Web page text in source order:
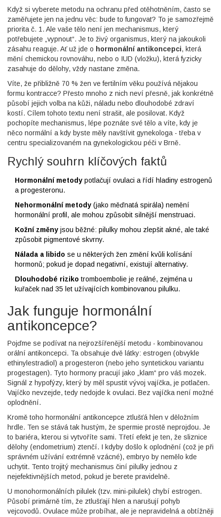
Když si vyberete metodu na ochranu před otěhotněním, často se
zaměřujete jen na jednu věc: bude to fungovat? To je samozřejmě
priorita č. 1. Ale vaše tělo není jen mechanismus, který
potřebujete „vypnout“. Je to živý organismus, který na jakoukoli
zásahu reaguje. Ať už jde o hormonální antikoncepci, která
mění chemickou rovnováhu, nebo o IUD (vložku), která fyzicky
zasahuje do dělohy, vždy nastane změna.
Víte, že přibližně 70 % žen ve fertilním věku používá nějakou
formu kontracce? Přesto mnoho z nich neví přesně, jak konkrétně
působí jejich volba na kůži, náladu nebo dlouhodobé zdraví
kostí. Cílem tohoto textu není strašit, ale posilovat. Když
pochopíte mechanismus, lépe poznáte své tělo a víte, kdy je
něco normální a kdy byste měly navštívit gynekologa - třeba v
centru specializovaném na gynekologickou péči v Brně.
Rychlý souhrn klíčových faktů
Hormonální metody potlačují ovulaci a řídí hladiny estrogenů
a progesteronu.
Nehormonální metody (jako měďnatá spirála) nemění
hormonální profil, ale mohou způsobit silnější menstruaci.
Kožní změny jsou běžné: pilulky mohou zlepšit akné, ale také
způsobit pigmentové skvrny.
Nálada a libido se u některých žen změní kvůli kolísání
hormonů; pokud je dopad negativní, existují alternativy.
Dlouhodobé riziko tromboembolie je reálné, zejména u
kuřaček nad 35 let užívajících kombinovanou pilulku.
Jak funguje hormonální
antikoncepce?
Pojďme se podívat na nejrozšířenější metodu - kombinovanou
orální antikoncepci. Ta obsahuje dvě látky: estrogen (obvykle
ethinylestradiol) a progesteron (nebo jeho syntetickou variantu
progestagen). Tyto hormony pracují jako „klam“ pro váš mozek.
Signál z hypofýzy, který by měl spustit vývoj vajíčka, je potlačen.
Vajíčko nevzejde, tedy nedojde k ovulaci. Bez vajíčka není možné
oplodnění.
Kromě toho hormonální antikoncepce ztlušťá hlen v děložním
hrdle. Ten se stává tak hustým, že spermie prostě neprojdou. Je
to bariéra, kterou si vytvoříte sami. Třetí efekt je ten, že sliznice
dělohy (endometrium) ztenčí. I kdyby došlo k oplodnění (což je při
správném užívání extrémně vzácné), embryo by nemělo kde
uchytit. Tento trojitý mechanismus činí pilulky jednou z
nejefektivnějších metod, pokud je berete pravidelně.
U monohormonálních pilulek (tzv. mini-pilulek) chybí estrogen.
Působí primárně tím, že ztlušťají hlen a narušují pohyb
vejcovodů. Ovulace může probíhat, ale je nepravidelná a obtížněji